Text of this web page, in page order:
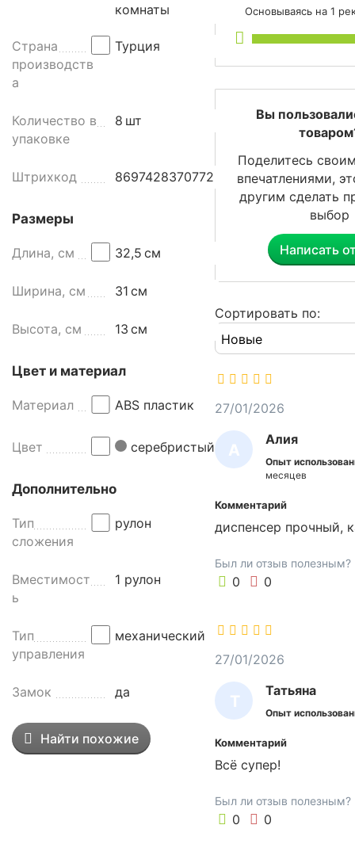
о
а
г
п
е
н
з
а
е
д
я
о
н
щ
е
и
я
а
н
т
р
н
комнаты
Страна
производств
а
Турция
Количество в
упаковке
8 шт
Штрихкод 8697428370772
Размеры
Длина, см 32,5 см
Ширина, см 31 см
Высота, см 13 см
Цвет и материал
Материал ABS пластик
Цвет серебристый
Дополнительно
Тип
сложения
рулон
Вместимост
ь
1 рулон
Тип
управления
механический
Замок да
Найти похожие
Основываясь на 1
Вы
Поделитесь
впечатлениями,
другим сделать
выбор
Написать
Сортировать по:
А
Л
Алия
Опыт
месяцев
27/01/2026
Комментарий
диспенсер прочный,
Был ли отзыв полезным?
0 0
Т
А
Т
Ь
Н
Татьяна
Опыт
27/01/2026
Комментарий
Всё супер!
Был ли отзыв полезным?
0 0